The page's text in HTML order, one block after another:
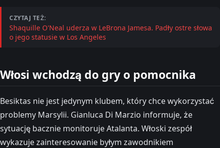
CZYTAJ TEŻ:
Shaquille O'Neal uderza w LeBrona Jamesa. Padły ostre słowa
o jego statusie w Los Angeles
Włosi wchodzą do gry o pomocnika
Besiktas nie jest jedynym klubem, który chce wykorzystać
problemy Marsylii. Gianluca Di Marzio informuje, że
sytuację bacznie monitoruje Atalanta. Włoski zespół
wykazuje zainteresowanie byłym zawodnikiem